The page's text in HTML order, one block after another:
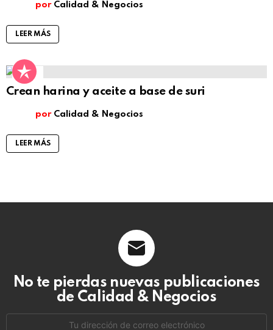
por Calidad & Negocios
LEER MÁS
4 Comentarios
Crean harina y aceite a base de suri
por Calidad & Negocios
LEER MÁS
No te pierdas nuevas publicaciones
de Calidad & Negocios